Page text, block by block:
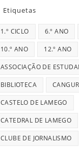
Etiquetas
1.º CICLO 6.º ANO
10.º ANO 12.º ANO
ASSOCIAÇÃO DE
BIBLIOTECA
CASTELO DE LAMEGO
CATEDRAL DE LAMEGO
CLUBE DE JORNALISMO